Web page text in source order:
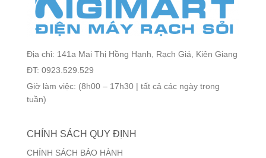
Địa chỉ: 141a Mai Thị Hồng Hạnh, Rạch Giá, Kiên Giang
ĐT: 0923.529.529
Giờ làm việc: (8h00 – 17h30 | tất cả các ngày trong
tuần)
CHÍNH SÁCH QUY ĐỊNH
CHÍNH SÁCH BẢO HÀNH